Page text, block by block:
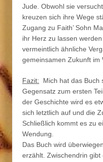
Jude. Obwohl sie
kreuzen sich ihre Wege
Zugang zu Faith’ Sohn
ihr Herz zu lassen
vermeintlich ähnliche
gemeinsamen Zukunft im
Fazit: Mich hat das Buch
Gegensatz zum ersten
der Geschichte wird es
sich letztlich auf und die
Schließlich kommt es zu
Wendung.
Das Buch wird
erzählt. Zwischendrin